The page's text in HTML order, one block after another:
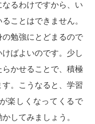
るわけですから、い
ことはできません。
勉強にとどまるので
ばよいのです。少し
かせることで、積極
。こうなると、学習
楽しくなってくるで
してみましょう。